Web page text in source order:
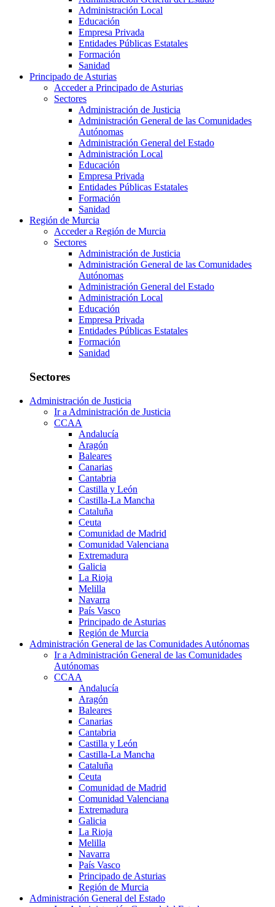
Administración Local
Educación
Empresa Privada
Entidades Públicas Estatales
Formación
Sanidad
Principado de Asturias
Acceder a Principado de Asturias
Sectores
Administración de Justicia
Administración General de las Comunidades
Autónomas
Administración General del Estado
Administración Local
Educación
Empresa Privada
Entidades Públicas Estatales
Formación
Sanidad
Región de Murcia
Acceder a Región de Murcia
Sectores
Administración de Justicia
Administración General de las Comunidades
Autónomas
Administración General del Estado
Administración Local
Educación
Empresa Privada
Entidades Públicas Estatales
Formación
Sanidad
Sectores
Administración de Justicia
Ir a Administración de Justicia
CCAA
Andalucía
Aragón
Baleares
Canarias
Cantabria
Castilla y León
Castilla-La Mancha
Cataluña
Ceuta
Comunidad de Madrid
Comunidad Valenciana
Extremadura
Galicia
La Rioja
Melilla
Navarra
País Vasco
Principado de Asturias
Región de Murcia
Administración General de las Comunidades Autónomas
Ir a Administración General de las Comunidades
Autónomas
CCAA
Andalucía
Aragón
Baleares
Canarias
Cantabria
Castilla y León
Castilla-La Mancha
Cataluña
Ceuta
Comunidad de Madrid
Comunidad Valenciana
Extremadura
Galicia
La Rioja
Melilla
Navarra
País Vasco
Principado de Asturias
Región de Murcia
Administración General del Estado